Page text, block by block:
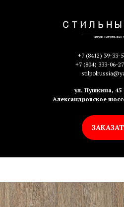
+7 (8412) 39-33-
+7 (804) 333-06-27
ул. Пушкина, 45
Александровское